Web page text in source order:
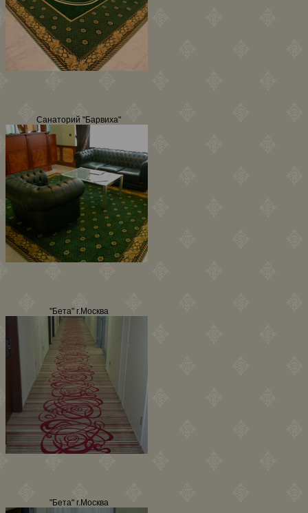
Санаторий "Барвиха"
"Бета" г.Москва
"Бета" г.Москва